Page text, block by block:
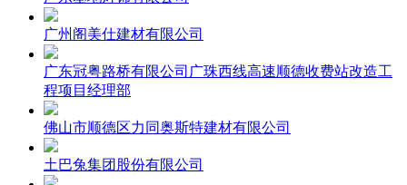
广州阁美仕建材有限公司
广东冠粤路桥有限公司广珠西线高速顺德收费站改造工
程项目经理部
佛山市顺德区力同奥斯特建材有限公司
土巴兔集团股份有限公司